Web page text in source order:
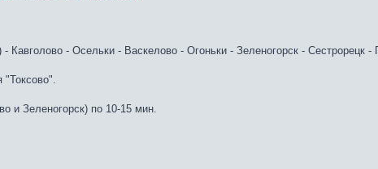
Кавголово - Осельки - Васкелово - Огоньки - Зеленогорск - Сестрорецк -
"Токсово".
и Зеленогорск) по 10-15 мин.